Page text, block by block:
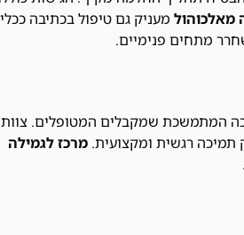
מאלכוהול מעניק גם טיפול בכתיבה ככלי
מתחים פנימיים.
המתמשכת שמקבלים המטופלים. צוות
תמיכה רגשית ומקצועית. מרכז לגמילה